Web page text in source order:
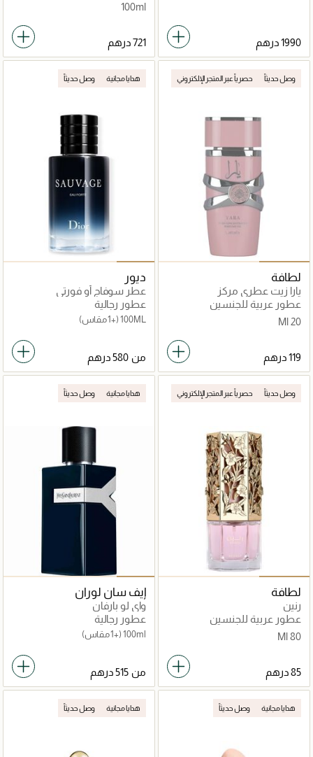
100ml
وصل حديثاً حصرياً عبر المتجر الإلكتروني
لطافة
يارا زيت عطري مركز
عطور عربية للجنسين
20 Ml
هدايا مجانية وصل حديثاً
ديور
عطر سوفاج أو فورتي
عطور رجالية
100ML (+1 مقاس)
من
وصل حديثاً حصرياً عبر المتجر الإلكتروني
لطافة
رنين
عطور عربية للجنسين
80 Ml
هدايا مجانية وصل حديثاً
إيف سان لوران
واي لو بارفان
عطور رجالية
100ml (+1 مقاس)
من
هدايا مجانية وصل حديثاً هدايا مجانية وصل حديثاً